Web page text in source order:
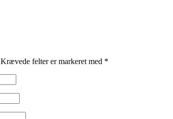
Krævede felter er markeret med *